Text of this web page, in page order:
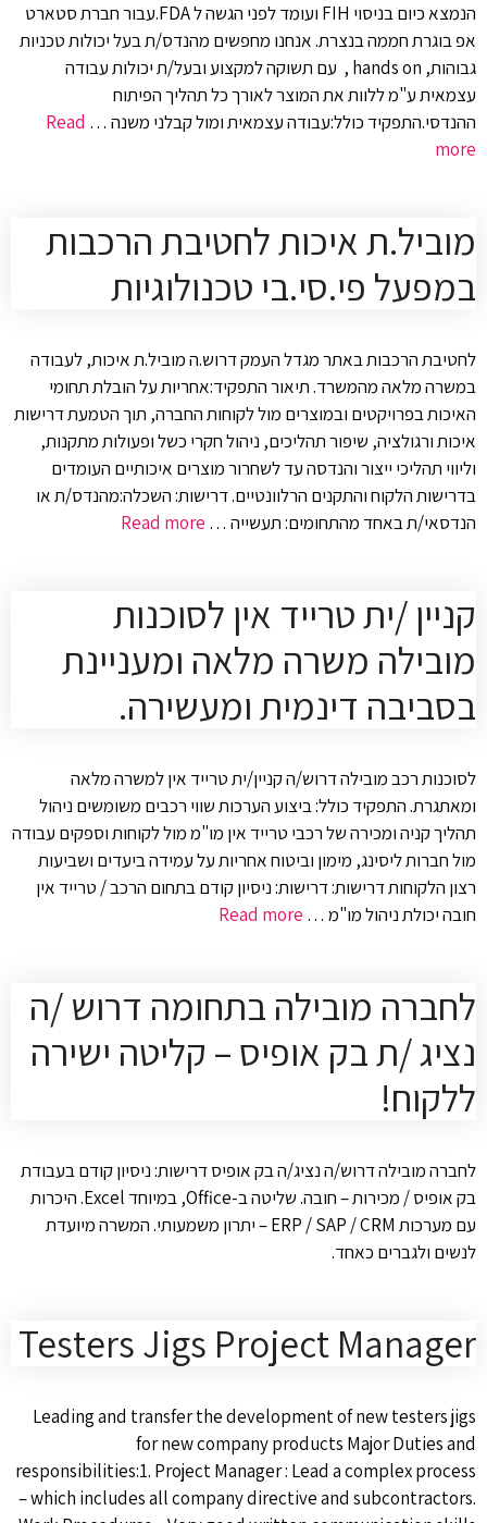
הנמצא כיום בניסוי FIH ועומד לפני הגשה ל FDA.עבור חברת סטארט
אפ בוגרת חממה בנצרת. אנחנו מחפשים מהנדס/ת בעל יכולות טכניות
גבוהות, hands on , עם תשוקה למקצוע ובעל/ת יכולות עבודה
עצמאית ע"מ ללוות את המוצר לאורך כל תהליך הפיתוח
ההנדסי.התפקיד כולל:עבודה עצמאית ומול קבלני משנה … Read
more
מוביל.ת איכות לחטיבת הרכבות
במפעל פי.סי.בי טכנולוגיות
לחטיבת הרכבות באתר מגדל העמק דרוש.ה מוביל.ת איכות, לעבודה
במשרה מלאה מהמשרד. תיאור התפקיד:אחריות על הובלת תחומי
האיכות בפרויקטים ובמוצרים מול לקוחות החברה, תוך הטמעת דרישות
איכות ורגולציה, שיפור תהליכים, ניהול חקרי כשל ופעולות מתקנות,
וליווי תהליכי ייצור והנדסה עד לשחרור מוצרים איכותיים העומדים
בדרישות הלקוח והתקנים הרלוונטיים. דרישות: השכלה:מהנדס/ת או
הנדסאי/ת באחד מהתחומים: תעשייה … Read more
קניין /ית טרייד אין לסוכנות
מובילה משרה מלאה ומעניינת
בסביבה דינמית ומעשירה.
לסוכנות רכב מובילה דרוש/ה קניין/ית טרייד אין למשרה מלאה
ומאתגרת. התפקיד כולל: ביצוע הערכות שווי רכבים משומשים ניהול
תהליך קניה ומכירה של רכבי טרייד אין מו"מ מול לקוחות וספקים עבודה
מול חברות ליסינג, מימון וביטוח אחריות על עמידה ביעדים ושביעות
רצון הלקוחות דרישות: דרישות: ניסיון קודם בתחום הרכב / טרייד אין
חובה יכולת ניהול מו"מ … Read more
לחברה מובילה בתחומה דרוש /ה
נציג /ת בק אופיס – קליטה ישירה
ללקוח!
לחברה מובילה דרוש/ה נציג/ה בק אופיס דרישות: ניסיון קודם בעבודת
בק אופיס / מכירות – חובה. שליטה ב-Office, במיוחד Excel. היכרות
עם מערכות ERP / SAP / CRM – יתרון משמעותי. המשרה מיועדת
לנשים ולגברים כאחד.
Testers Jigs Project Manager
Leading and transfer the development of new testers jigs
for new company products Major Duties and
responsibilities:1. Project Manager : Lead a complex process
– which includes all company directive and subcontractors.